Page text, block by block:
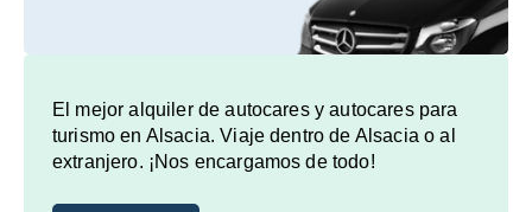
El mejor alquiler de autocares y autocares para
turismo en Alsacia. Viaje dentro de Alsacia o al
extranjero. ¡Nos encargamos de todo!